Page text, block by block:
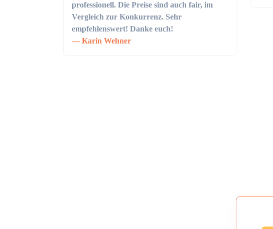
professionell. Die Preise sind auch fair, im
Vergleich zur Konkurrenz. Sehr
empfehlenswert! Danke euch!
Karin Wehner